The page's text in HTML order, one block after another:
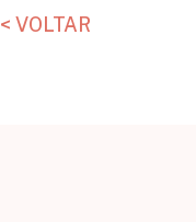
< VOLTAR